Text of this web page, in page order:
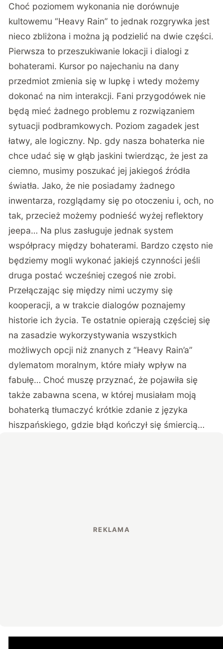
Choć poziomem wykonania nie dorównuje
kultowemu “Heavy Rain” to jednak rozgrywka jest
nieco zbliżona i można ją podzielić na dwie części.
Pierwsza to przeszukiwanie lokacji i dialogi z
bohaterami. Kursor po najechaniu na dany
przedmiot zmienia się w lupkę i wtedy możemy
dokonać na nim interakcji. Fani przygodówek nie
będą mieć żadnego problemu z rozwiązaniem
sytuacji podbramkowych. Poziom zagadek jest
łatwy, ale logiczny. Np. gdy nasza bohaterka nie
chce udać się w głąb jaskini twierdząc, że jest za
ciemno, musimy poszukać jej jakiegoś źródła
światła. Jako, że nie posiadamy żadnego
inwentarza, rozglądamy się po otoczeniu i, och, no
tak, przecież możemy podnieść wyżej reflektory
jeepa… Na plus zasługuje jednak system
współpracy między bohaterami. Bardzo często nie
będziemy mogli wykonać jakiejś czynności jeśli
druga postać wcześniej czegoś nie zrobi.
Przełączając się między nimi uczymy się
kooperacji, a w trakcie dialogów poznajemy
historie ich życia. Te ostatnie opierają częściej się
na zasadzie wykorzystywania wszystkich
możliwych opcji niż znanych z “Heavy Rain’a”
dylematom moralnym, które miały wpływ na
fabułę… Choć muszę przyznać, że pojawiła się
także zabawna scena, w której musiałam moją
bohaterką tłumaczyć krótkie zdanie z języka
hiszpańskiego, gdzie błąd kończył się śmiercią…